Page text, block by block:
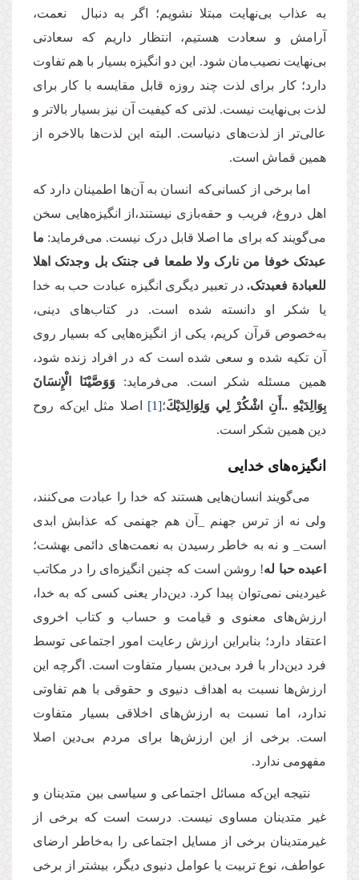
به عذاب بی‌نهایت مبتلا نشویم؛ اگر به دنبال نعمت،
آرامش و سعادت هستیم، انتظار داریم که سعادتی
بی‌نهایت نصیب‌مان شود. این دو انگیزه بسیار با هم تفاوت
دارد؛ کار برای لذت چند روزه قابل مقایسه با کار برای
لذت بی‌نهایت‌ نیست. لذتی که کیفیت آن نیز بسیار بالاتر و
عالی‌تر از لذت‌های دنیاست. البته این لذت‌ها بالاخره از
همین قماش است.
اما برخی از کسانی‌‌که انسان به آن‌ها اطمینان دارد که
اهل دروغ، فریب و حقه‌بازی نیستند،‌از انگیزه‌هایی سخن
می‌گویند که برای ما اصلا قابل درک نیست. می‌فرماید: ما
عبدتک خوفا من نارک ولا طمعا فی جنتک بل وجدتک اهلا
للعبادة فعبدتک.در تعبیر دیگری انگیزه عبادت حب به خدا
یا شکر او دانسته شده است. در کتاب‌های دینی،
به‌خصوص قرآن کریم، یکی از انگیزه‌هایی که بسیار روی
آن تکیه شده و سعی شده است که در افراد زنده شود،
همین مسئله شکر است. می‌فرماید: وَوَصَّيْنَا الْإِنسَانَ
بِوَالِدَيْهِ ..أَنِ اشْكُرْ لِي وَلِوَالِدَيْكَ؛[1] اصلا مثل این‌که روح
دین همین شکر است.
انگیزه‌های خدایی
می‌گویند انسان‌هایی هستند که خدا را عبادت می‌کنند،
ولی نه از ترس جهنم _‌آن هم جهنمی که عذابش ابدی
است_ و نه به خاطر رسیدن به نعمت‌های دائمی بهشت؛
اعبده حبا له! روشن است که چنین انگیزه‌ای را در مکاتب
غیردینی نمی‌توان پیدا کرد. دین‌دار یعنی کسی که به خدا،
ارزش‌های معنوی و قیامت و حساب و کتاب اخروی
اعتقاد دارد؛ بنابراین ارزش رعایت امور اجتماعی توسط
فرد دین‌دار با فرد بی‌دین بسیار متفاوت است. اگرچه این
ارزش‌ها نسبت به اهداف دنیوی و حقوقی با هم تفاوتی
ندارد، اما نسبت به ارزش‌های اخلاقی بسیار متفاوت
است. برخی از این ارزش‌ها برای مردم بی‌دین اصلا
مفهومی ندارد.
نتیجه این‌که مسائل اجتماعی و سیاسی بین متدینان و
غیر متدینان مساوی نیست. درست است که برخی از
غیرمتدینان برخی از مسایل اجتماعی را به‌خاطر ارضای
عواطف، نوع تربیت یا عوامل دنیوی دیگر، بیشتر از برخی